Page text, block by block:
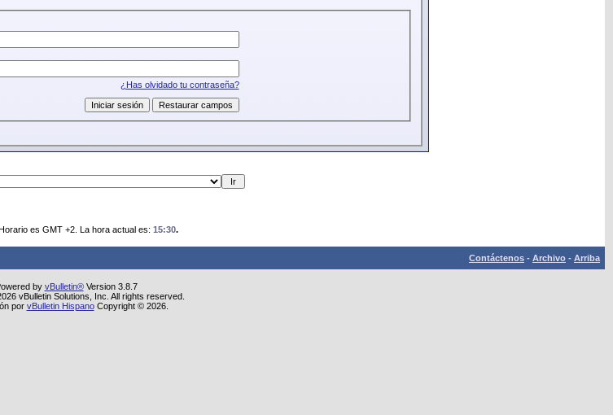
¿Has olvidado tu contraseña?
es GMT +2. La hora actual es: 15:30.
Contáctenos - Archivo - Arriba
by vBulletin®Version 3.8.7
vBulletin Solutions, Inc. All rights reserved.
por vBulletin HispanoCopyright © 2026.